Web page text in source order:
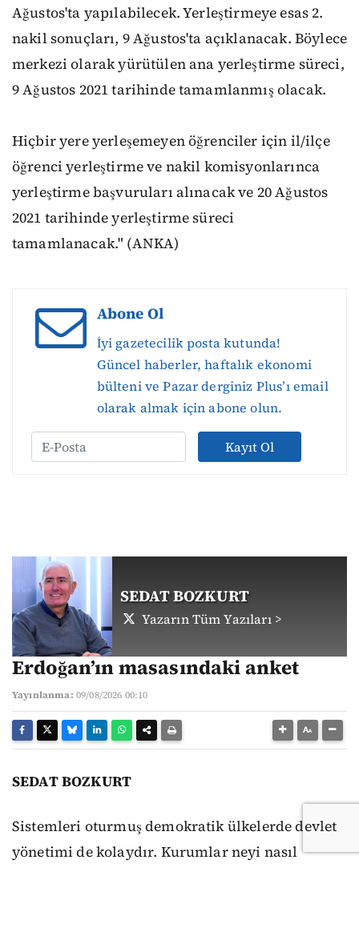
Ağustos'ta yapılabilecek. Yerleştirmeye esas 2.
nakil sonuçları, 9 Ağustos'ta açıklanacak. Böylece
merkezi olarak yürütülen ana yerleştirme süreci,
9 Ağustos 2021 tarihinde tamamlanmış olacak.
Hiçbir yere yerleşemeyen öğrenciler için il/ilçe
öğrenci yerleştirme ve nakil komisyonlarınca
yerleştirme başvuruları alınacak ve 20 Ağustos
2021 tarihinde yerleştirme süreci
tamamlanacak." (ANKA)
Abone Ol
İyi gazetecilik posta kutunda!
Güncel haberler, haftalık ekonomi
bülteni ve Pazar derginiz Plus’ı email
olarak almak için abone olun.
Kayıt Ol
SEDAT BOZKURT
Yazarın Tüm Yazıları >
Erdoğan’ın masasındaki anket
Yayınlanma: 09/08/2026 00:10
SEDAT BOZKURT
Sistemleri oturmuş demokratik ülkelerde devlet
yönetimi de kolaydır. Kurumlar neyi nasıl